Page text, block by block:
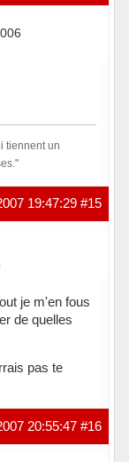
tiennent un
#15
19:47:29
je m'en fous
de quelles
pas te
#16
20:55:47